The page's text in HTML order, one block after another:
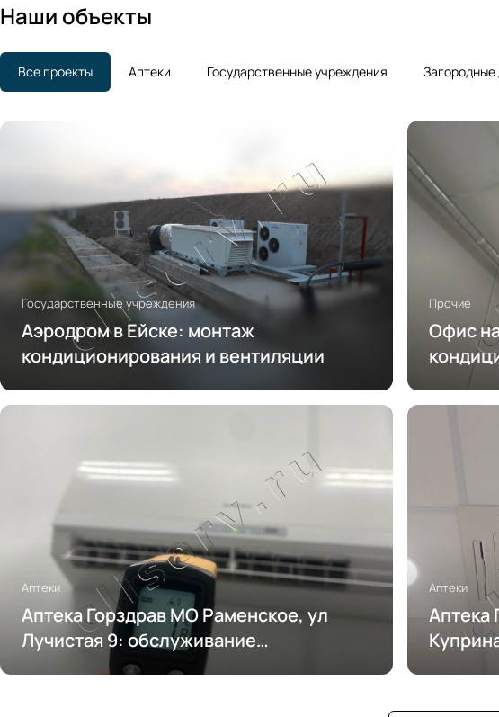
Наши объекты
Все проекты Аптеки Государственные учреждения Загородные
Государственные учреждения
Аэродром в Ейске: монтаж
кондиционирования и вентиляции
Прочие
Офис
Аптеки
Аптека Горздрав МО Раменское, ул
Лучистая 9: обслуживание
кондиционирования
Аптеки
Аптека